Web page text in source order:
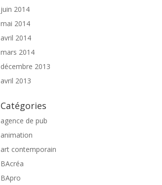
juin 2014
mai 2014
avril 2014
mars 2014
décembre 2013
avril 2013
Catégories
agence de pub
animation
art contemporain
BAcréa
BApro